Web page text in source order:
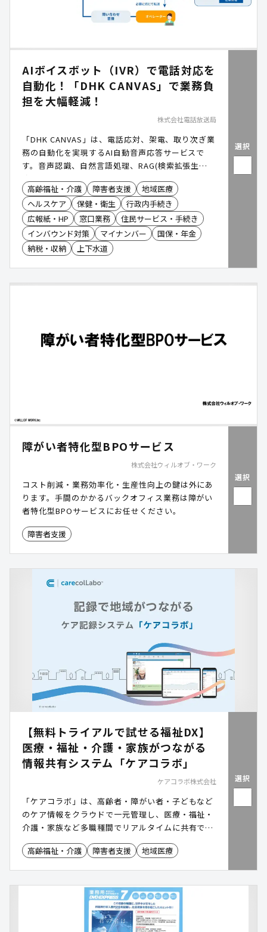
AIボイスボット（IVR）で電話対応を
自動化！「DHK CANVAS」で業務負
担を大幅軽減！
株式会社電話放送局
「DHK CANVAS」は、電話応対、架電、取り次ぎ業
務の自動化を実現するAI自動音声応答サービスで
す。音声認識、自然言語処理、RAG(検索拡張生
成)LLM(大規模言語モデル)を活用して、発信者の
声、意図を理解し、24時間365日自動で対応が可
能。導入により、コールセンター業務の半自動化・
完全自動化を実現します。
高齢福祉・介護 障害者支援
地域医療
ヘルスケア
保健・衛生
行政内手続き
広報紙・HP
窓口業務
住民サービス・手続き
インバウンド対策
マイナンバー
国保・年金
納税・収納
上下水道
選択
障がい者特化型BPOサービス
株式会社ウィルオブ・ワーク
コスト削減・業務効率化・生産性向上の鍵は外にあ
ります。手間のかかるバックオフィス業務は障がい
者特化型BPOサービスにお任せください。
障害者支援
選択
【無料トライアルで試せる福祉DX】
医療・福祉・介護・家族がつながる
情報共有システム「ケアコラボ」
ケアコラボ株式会社
「ケアコラボ」は、高齢者・障がい者・子どもなど
のケア情報をクラウドで一元管理し、医療・福祉・
介護・家族など多職種間でリアルタイムに共有でき
るケア記録システムです。情報連携の強化によっ
て、支援の抜け漏れを防ぎ、地域全体の福祉DXを推
高齢福祉・介護 障害者支援 地域医療
選択